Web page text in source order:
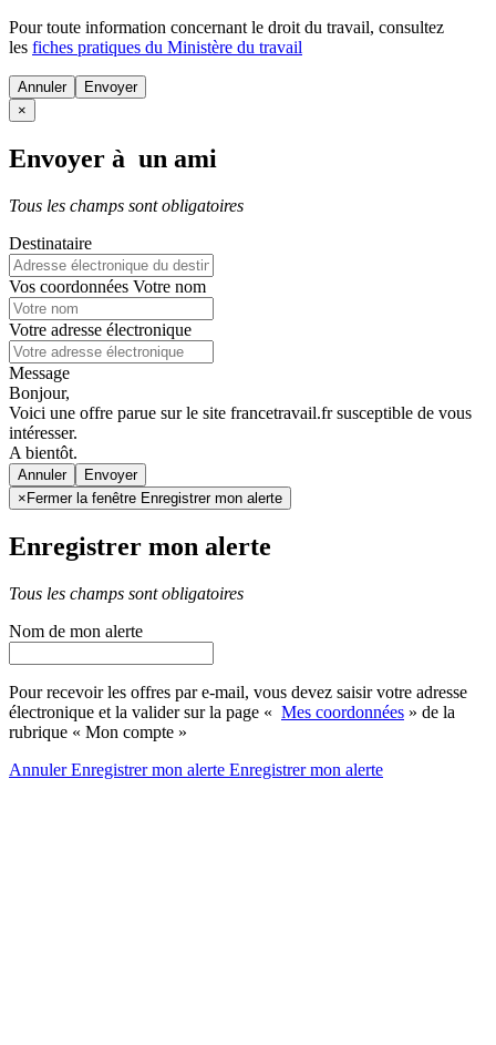
Pour toute information concernant le droit du travail, consultez
les fiches pratiques du Ministère du travail
Annuler
×
Envoyer à un ami
Tous les champs sont obligatoires
Destinataire
Vos coordonnées Votre nom
Votre adresse électronique
Message
Bonjour,
Voici une offre parue sur le site francetravail.fr susceptible de vous
intéresser.
A bientôt.
Annuler
× Fermer la fenêtre Enregistrer mon alerte
Enregistrer mon alerte
Tous les champs sont obligatoires
Nom de mon alerte
Pour recevoir les offres par e-mail, vous devez saisir votre adresse
électronique et la valider sur la page « Mes coordonnées » de la
rubrique « Mon compte »
AnnulerEnregistrer mon alerte Enregistrermon alerte